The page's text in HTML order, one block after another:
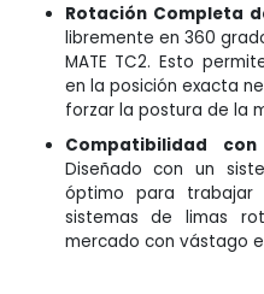
Rotación Completa
libremente en 360
MATE TC2. Esto
en la posición exacta
forzar la postura de la
Compatibilidad
Diseñado con un
óptimo para
sistemas de limas
mercado con vástago